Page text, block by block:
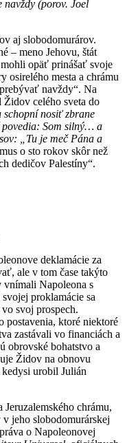
navždy (porov. Joel
aj slobodomurárov.
– meno Jehovu, štát
opäť prinášať svoje
osirelého mesta a chrámu
navždy“. Na
celého sveta do
schopní nosiť zbrane
povedia: Som silný… a
„Tu je meč Pána a
o sto rokov skôr než
dedičov Palestíny“.
deklamácie za
ale v tom čase takýto
Napoleona s
proklamácie sa
svoj prospech.
postavenia, ktoré niektoré
zastávali vo financiách a
obrovské bohatstvo a
Židov na obnovu
urobil Julián
chrámu,
jeho slobodomurárskej
o Napoleonovej